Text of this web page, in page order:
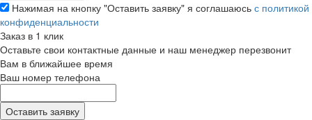
Нажимая на кнопку "Оставить заявку" я соглашаюсь с политикой
конфиденциальности
Заказ в 1 клик
Оставьте свои контактные данные и наш менеджер перезвонит
Вам в ближайшее время
Ваш номер телефона